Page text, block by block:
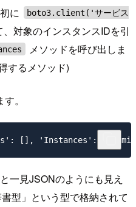
に
boto3.client('サービス
対象のインスタンスIDを引
メソッドを呼び出しま
するメソッド)
。
一見JSONのようにも見え
型」という型で格納されて